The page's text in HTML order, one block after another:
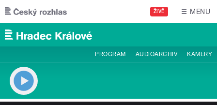
Přejít k hlavnímu obsahu
ŽIVĚ MENU
PROGRAM AUDIOARCHIV KAMERY